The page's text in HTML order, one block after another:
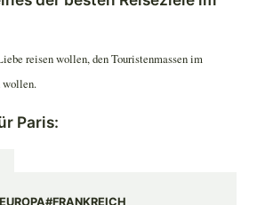
reisen wollen, den Touristenmassen im
wollen.
Paris:
#FRANKREICH